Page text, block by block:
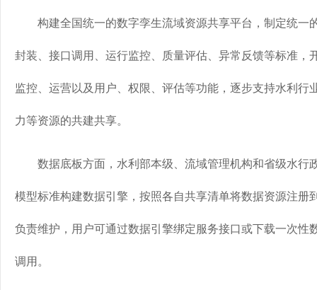
构建全国统一的数字孪生流域资源共享平台，制定统一
封装、接口调用、运行监控、质量评估、异常反馈等标准，
监控、运营以及用户、权限、评估等功能，逐步支持水利行
力等资源的共建共享。
数据底板方面，水利部本级、流域管理机构和省级水行
模型标准构建数据引擎，按照各自共享清单将数据资源注册
负责维护，用户可通过数据引擎绑定服务接口或下载一次性
调用。